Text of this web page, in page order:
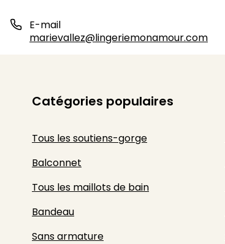
E-mail
marievallez@lingeriemonamour.com
Catégories populaires
Tous les soutiens-gorge
Balconnet
Tous les maillots de bain
Bandeau
Sans armature